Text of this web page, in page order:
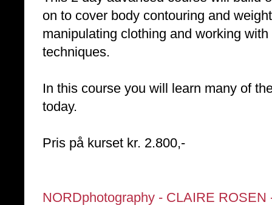
on to cover body contouring and
manipulating clothing and working
techniques.
In this course you will learn many of
today.
Pris på kurset kr. 2.800,-
NORDphotography - CLAIRE ROSEN